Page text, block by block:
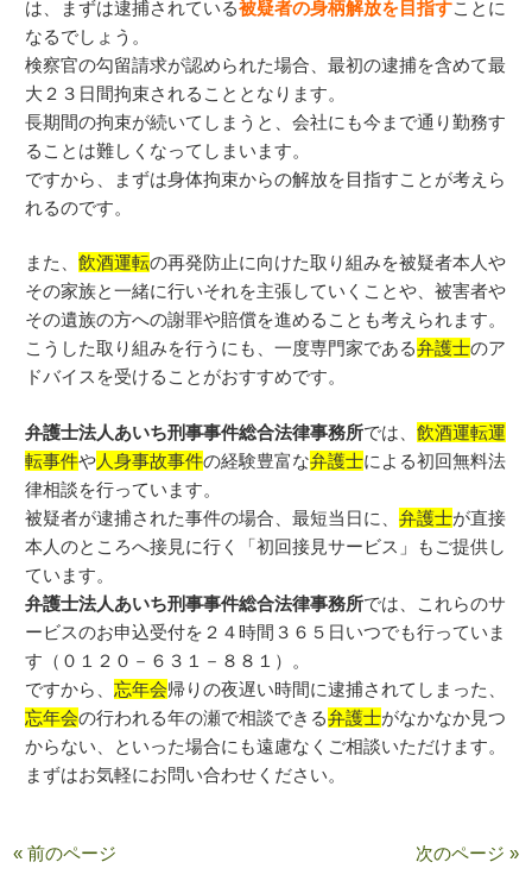
は、まずは逮捕されている被疑者の身柄解放を目指すことに
なるでしょう。
検察官の勾留請求が認められた場合、最初の逮捕を含めて最
大２３日間拘束されることとなります。
長期間の拘束が続いてしまうと、会社にも今まで通り勤務す
ることは難しくなってしまいます。
ですから、まずは身体拘束からの解放を目指すことが考えら
れるのです。
また、飲酒運転の再発防止に向けた取り組みを被疑者本人や
その家族と一緒に行いそれを主張していくことや、被害者や
その遺族の方への謝罪や賠償を進めることも考えられます。
こうした取り組みを行うにも、一度専門家である弁護士のア
ドバイスを受けることがおすすめです。
弁護士法人あいち刑事事件総合法律事務所では、飲酒運転運
転事件や人身事故事件の経験豊富な弁護士による初回無料法
律相談を行っています。
被疑者が逮捕された事件の場合、最短当日に、弁護士が直接
本人のところへ接見に行く「初回接見サービス」もご提供し
ています。
弁護士法人あいち刑事事件総合法律事務所では、これらのサ
ービスのお申込受付を２４時間３６５日いつでも行っていま
す（０１２０－６３１－８８１）。
ですから、忘年会帰りの夜遅い時間に逮捕されてしまった、
忘年会の行われる年の瀬で相談できる弁護士がなかなか見つ
からない、といった場合にも遠慮なくご相談いただけます。
まずはお気軽にお問い合わせください。
« 前のページ 次のページ »